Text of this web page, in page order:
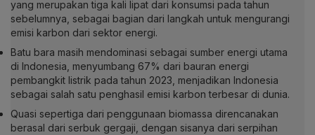
yang merupakan tiga kali lipat dari konsumsi pada tahun
sebelumnya, sebagai bagian dari langkah untuk mengurangi
emisi karbon dari sektor energi.
Batu bara masih mendominasi sebagai sumber energi utama
di Indonesia, menyumbang 67% dari bauran energi
pembangkit listrik pada tahun 2023, menjadikan Indonesia
sebagai salah satu penghasil emisi karbon terbesar di dunia.
Quasi sepertiga dari penggunaan biomassa direncanakan
berasal dari serbuk gergaji, dengan sisanya dari serpihan